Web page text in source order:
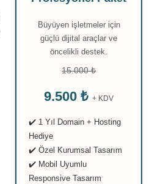
Büyüyen işletmeler için
güçlü dijital araçlar ve
öncelikli destek.
15.000 ₺
9.500 ₺ + KDV
✔️ 1 Yıl Domain + Hosting
Hediye
✔️ Özel Kurumsal Tasarım
✔️ Mobil Uyumlu
Responsive Tasarım